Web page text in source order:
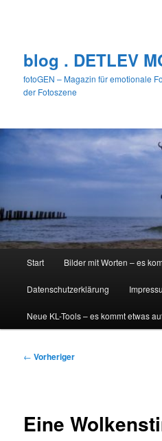
blog . DETLEV
fotoGEN – Magazin für emotionale
der Fotoszene
Start Bilder mit Worten – es
Datenschutzerklärung
Neue KL-Tools – es kommt etwas
Beitragsnavigation
← Vorheriger
Eine